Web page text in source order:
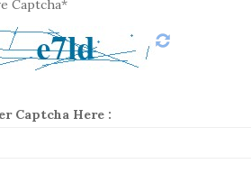
Captcha*
Captcha Here :